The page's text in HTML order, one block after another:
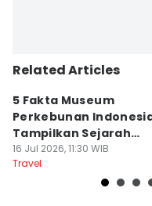
Related Articles
5 Fakta Museum
Perkebunan
Tampilkan Sejarah
Tanah Deli
16 Jul 2026, 11:30 WIB
Travel